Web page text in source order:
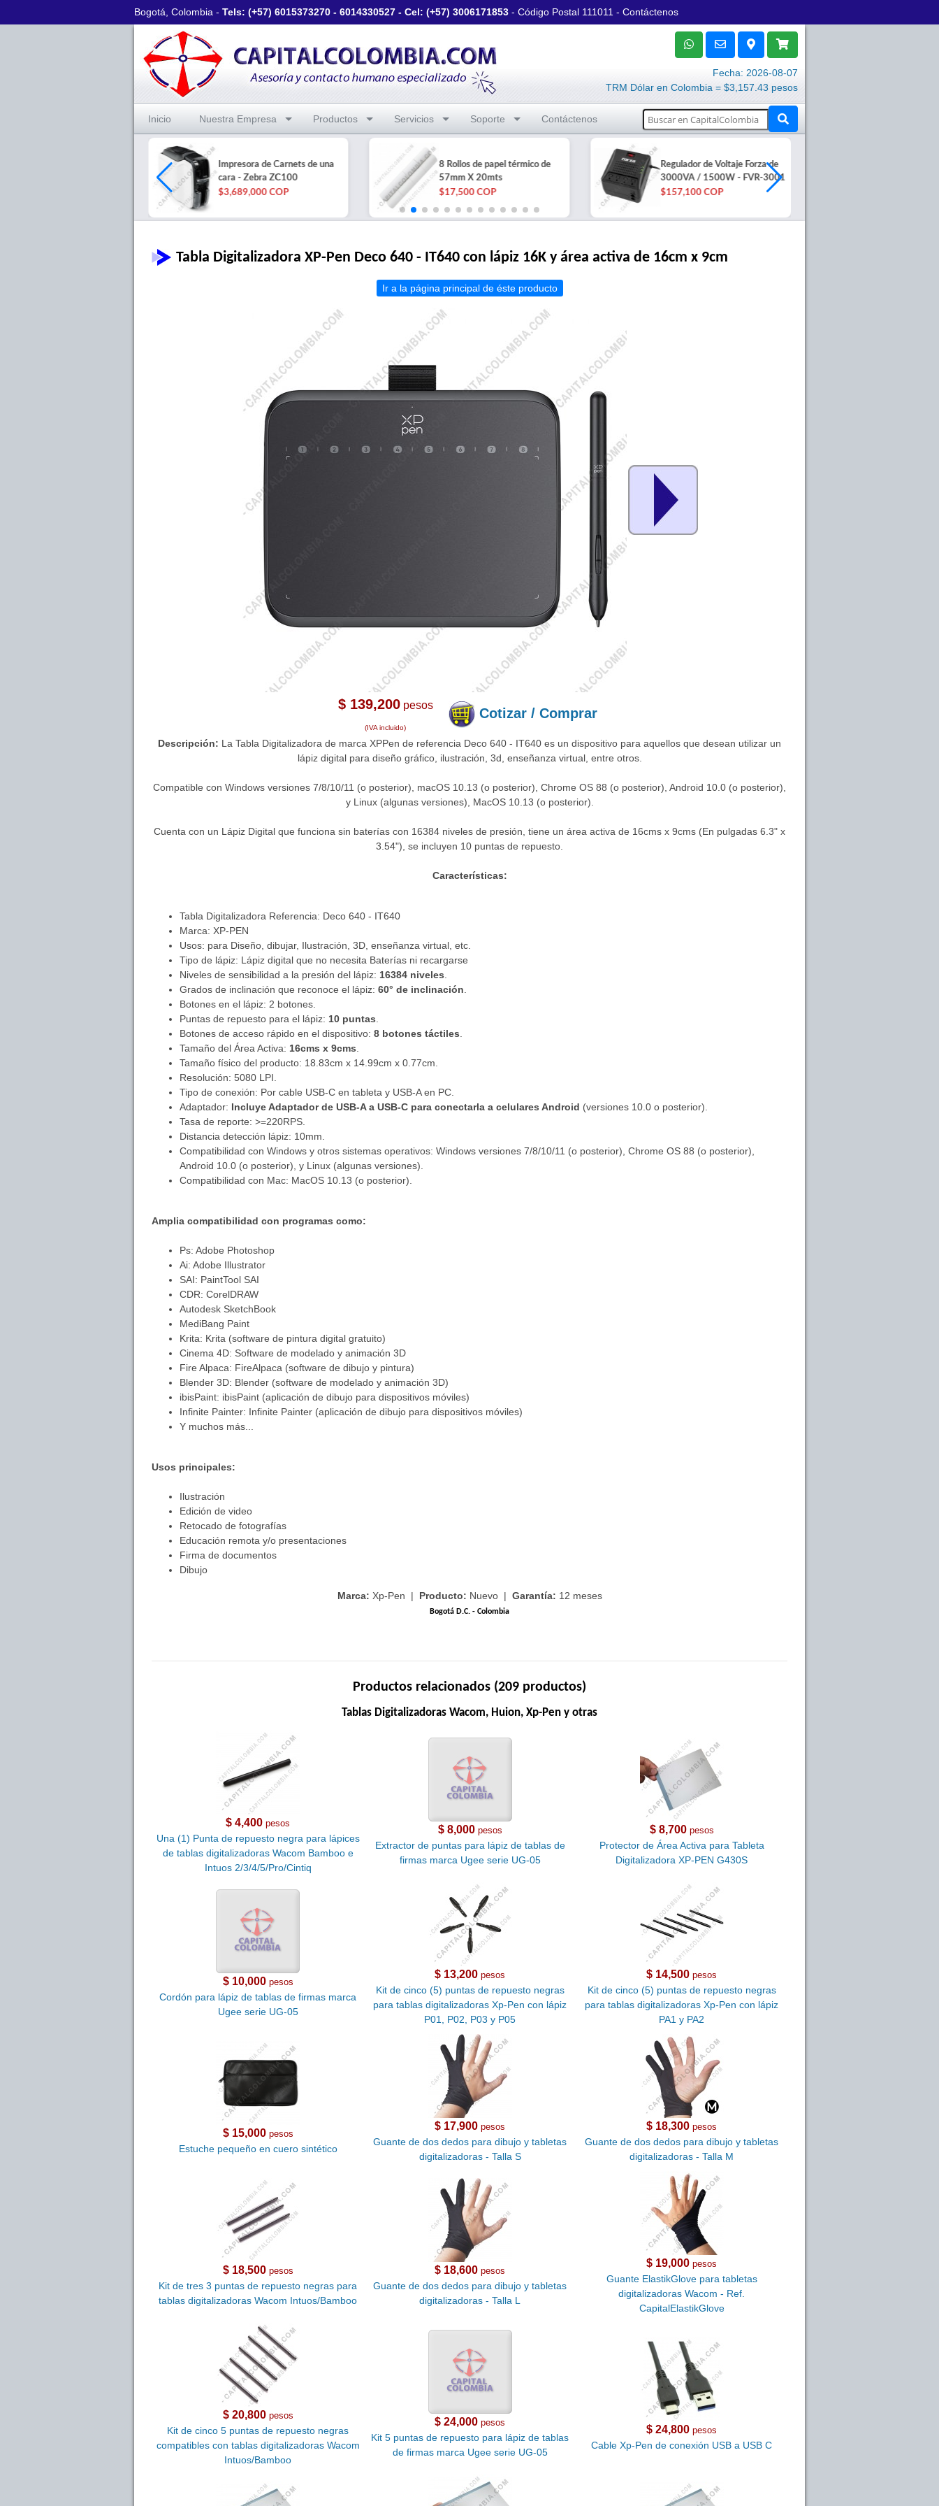
Bogotá, Colombia - Tels: (+57) 6015373270 - 6014330527 - Cel: (+57) 3006171853 - Código Postal 111011 - Contáctenos
Fecha: 2026-08-07
TRM Dólar en Colombia = $3,157.43 pesos
Inicio Nuestra Empresa Productos Servicios Soporte Contáctenos
Impresora de Carnets de una
cara - Zebra ZC100
$3,689,000 COP
8 Rollos de papel térmico de
57mm X 20mts
$17,500 COP
Regulador de Voltaje Forza de
3000VA / 1500W - FVR-3001
$157,100 COP
Tabla Digitalizadora XP-Pen Deco 640 - IT640 con lápiz 16K y área activa de 16cm x 9cm
Ir a la página principal de éste producto
$ 139,200pesos
(IVA incluido)
Cotizar / Comprar
Descripción: La Tabla Digitalizadora de marca XPPen de referencia Deco 640 - IT640 es un dispositivo para aquellos que desean utilizar un
lápiz digital para diseño gráfico, ilustración, 3d, enseñanza virtual, entre otros.
Compatible con Windows versiones 7/8/10/11 (o posterior), macOS 10.13 (o posterior), Chrome OS 88 (o posterior), Android 10.0 (o posterior),
y Linux (algunas versiones), MacOS 10.13 (o posterior).
Cuenta con un Lápiz Digital que funciona sin baterías con 16384 niveles de presión, tiene un área activa de 16cms x 9cms (En pulgadas 6.3" x
3.54"), se incluyen 10 puntas de repuesto.
Características:
Tabla Digitalizadora Referencia: Deco 640 - IT640
Marca: XP-PEN
Usos: para Diseño, dibujar, Ilustración, 3D, enseñanza virtual, etc.
Tipo de lápiz: Lápiz digital que no necesita Baterías ni recargarse
Niveles de sensibilidad a la presión del lápiz: 16384 niveles
Grados de inclinación que reconoce el lápiz: 60° de inclinación
Botones en el lápiz: 2 botones.
Puntas de repuesto para el lápiz: 10 puntas
Botones de acceso rápido en el dispositivo: 8 botones táctiles
Tamaño del Área Activa: 16cms x 9cms
Tamaño físico del producto: 18.83cm x 14.99cm x 0.77cm.
Resolución: 5080 LPI.
Tipo de conexión: Por cable USB-C en tableta y USB-A en PC.
Adaptador: Incluye Adaptador de USB-A a USB-C para conectarla a celulares Android (versiones 10.0 o posterior).
Tasa de reporte: >=220RPS.
Distancia detección lápiz: 10mm.
Compatibilidad con Windows y otros sistemas operativos: Windows versiones 7/8/10/11 (o posterior), Chrome OS 88 (o posterior),
Android 10.0 (o posterior), y Linux (algunas versiones).
Compatibilidad con Mac: MacOS 10.13 (o posterior).
Amplia compatibilidad con programas como:
Ps: Adobe Photoshop
Ai: Adobe Illustrator
SAI: PaintTool SAI
CDR: CorelDRAW
Autodesk SketchBook
MediBang Paint
Krita: Krita (software de pintura digital gratuito)
Cinema 4D: Software de modelado y animación 3D
Fire Alpaca: FireAlpaca (software de dibujo y pintura)
Blender 3D: Blender (software de modelado y animación 3D)
ibisPaint: ibisPaint (aplicación de dibujo para dispositivos móviles)
Infinite Painter: Infinite Painter (aplicación de dibujo para dispositivos móviles)
Y muchos más...
Usos principales:
Ilustración
Edición de video
Retocado de fotografías
Educación remota y/o presentaciones
Firma de documentos
Dibujo
Marca: Xp-Pen | Producto: Nuevo | Garantía: 12 meses
Bogotá D.C. - Colombia
Productos relacionados (209 productos)
Tablas Digitalizadoras Wacom, Huion, Xp-Pen y otras
$ 4,400 pesos
Una (1) Punta de repuesto negra para lápices
de tablas digitalizadoras Wacom Bamboo e
Intuos 2/3/4/5/Pro/Cintiq
$ 8,000pesos
Extractor de puntas para lápiz de tablas de
firmas marca Ugee serie UG-05
$ 8,700pesos
Protector de Área Activa para Tableta
Digitalizadora XP-PEN G430S
$ 10,000pesos
Cordón para lápiz de tablas de firmas marca
Ugee serie UG-05
$ 13,200 pesos
Kit de cinco (5) puntas de repuesto negras
para tablas digitalizadoras Xp-Pen con lápiz
P01, P02, P03 y P05
$ 14,500 pesos
Kit de cinco (5) puntas de repuesto negras
para tablas digitalizadoras Xp-Pen con lápiz
PA1 y PA2
$ 15,000pesos
Estuche pequeño en cuero sintético
$ 17,900 pesos
Guante de dos dedos para dibujo y tabletas
digitalizadoras - Talla S
$ 18,300 pesos
Guante de dos dedos para dibujo y tabletas
digitalizadoras - Talla M
$ 18,500pesos
Kit de tres 3 puntas de repuesto negras para
tablas digitalizadoras Wacom Intuos/Bamboo
$ 18,600 pesos
Guante de dos dedos para dibujo y tabletas
digitalizadoras - Talla L
$ 19,000 pesos
Guante ElastikGlove para tabletas
digitalizadoras Wacom - Ref.
CapitalElastikGlove
$ 20,800pesos
Kit de cinco 5 puntas de repuesto negras
compatibles con tablas digitalizadoras Wacom
Intuos/Bamboo
$ 24,000 pesos
Kit 5 puntas de repuesto para lápiz de tablas
de firmas marca Ugee serie UG-05
$ 24,800 pesos
Cable Xp-Pen de conexión USB a USB C